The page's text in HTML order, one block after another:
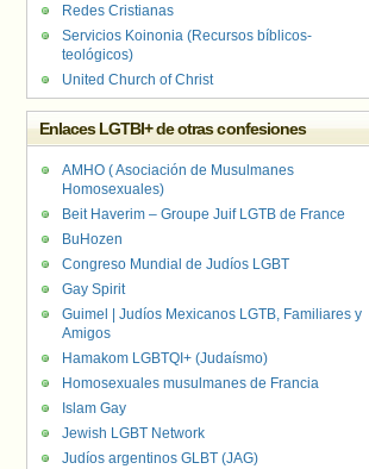
Redes Cristianas
Servicios Koinonia (Recursos bíblicos-
teológicos)
United Church of Christ
Enlaces LGTBI+ de otras confesiones
AMHO ( Asociación de Musulmanes
Homosexuales)
Beit Haverim – Groupe Juif LGTB de France
BuHozen
Congreso Mundial de Judíos LGBT
Gay Spirit
Guimel | Judíos Mexicanos LGTB, Familiares y
Amigos
Hamakom LGBTQI+ (Judaísmo)
Homosexuales musulmanes de Francia
Islam Gay
Jewish LGBT Network
Judíos argentinos GLBT (JAG)